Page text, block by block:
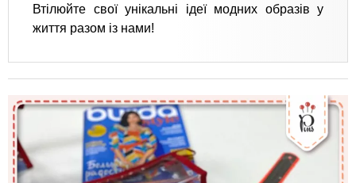
Втілюйте свої унікальні ідеї модних образів у
життя разом із нами!